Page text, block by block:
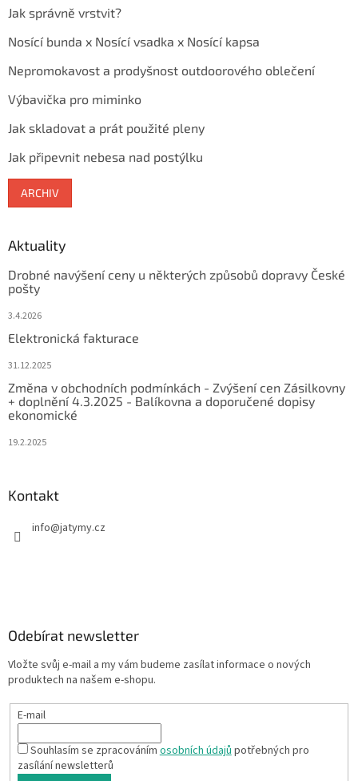
Jak správně vrstvit?
Nosící bunda x Nosící vsadka x Nosící kapsa
Nepromokavost a prodyšnost outdoorového oblečení
Výbavička pro miminko
Jak skladovat a prát použité pleny
Jak připevnit nebesa nad postýlku
ARCHIV
Aktuality
Drobné navýšení ceny u některých způsobů dopravy České
pošty
3.4.2026
Elektronická fakturace
31.12.2025
Změna v obchodních podmínkách - Zvýšení cen Zásilkovny
+ doplnění 4.3.2025 - Balíkovna a doporučené dopisy
ekonomické
19.2.2025
Kontakt
info@jatymy.cz
Odebírat newsletter
Vložte svůj e-mail a my vám budeme zasílat informace o nových
produktech na našem e-shopu.
E-mail
Souhlasím se zpracovánímosobních údajůpotřebných pro
zasílání newsletterů